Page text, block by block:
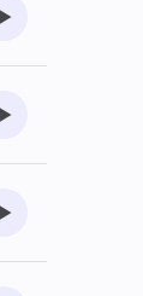
수강준비
수강준비
수강준비